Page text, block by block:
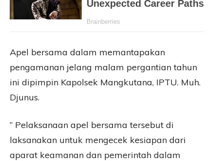
Apel bersama dalam memantapakan
pengamanan jelang malam pergantian tahun
ini dipimpin Kapolsek Mangkutana, IPTU. Muh.
Djunus.
” Pelaksanaan apel bersama tersebut di
laksanakan untuk mengecek kesiapan dari
aparat keamanan dan pemerintah dalam